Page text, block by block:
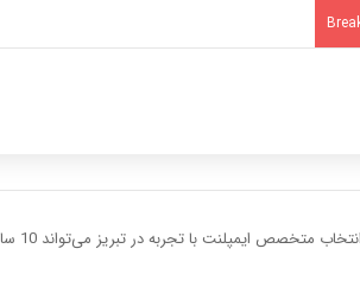
متخصص ایمپلنت با تجربه در تبریز می‌تواند 10 سال عمر ایمپلنت شما را افزایش دهد؟